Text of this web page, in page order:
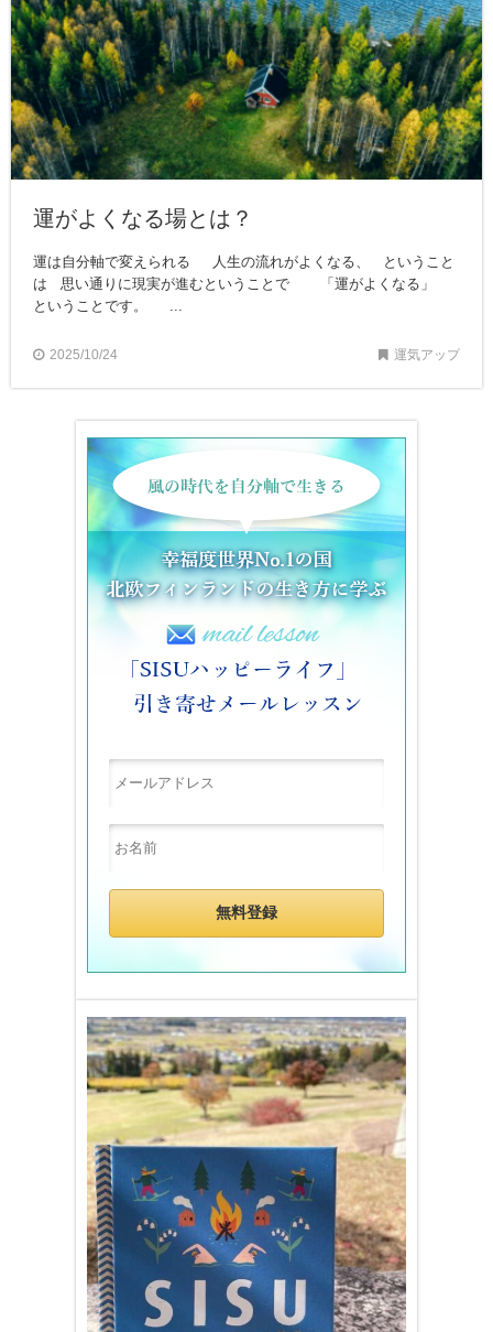
運がよくなる場とは？
運は自分軸で変えられる 人生の流れがよくなる、 ということ
は 思い通りに現実が進むということで 「運がよくなる」
ということです。 ...
2025/10/24 運気アップ